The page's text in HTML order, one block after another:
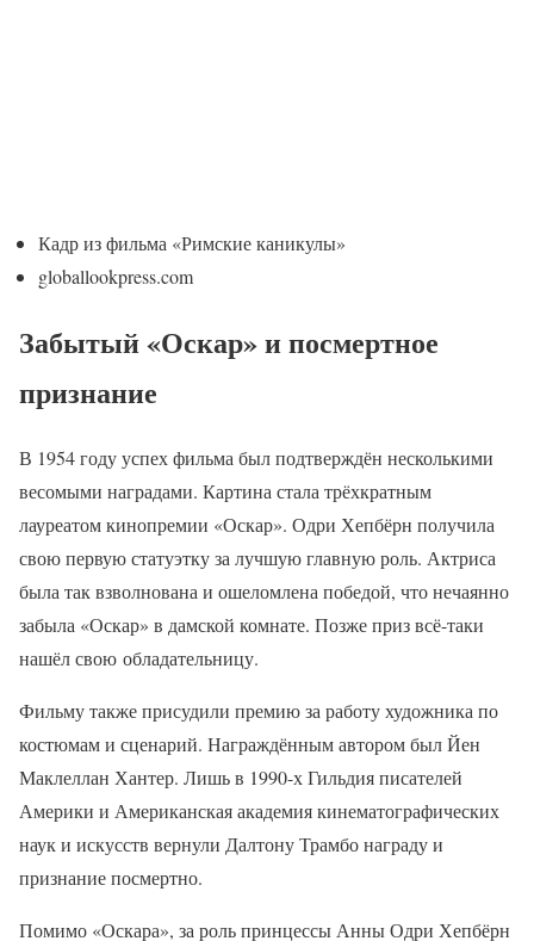
Кадр из фильма «Римские каникулы»
globallookpress.com
Забытый «Оскар» и посмертное
признание
В 1954 году успех фильма был подтверждён несколькими
весомыми наградами. Картина стала трёхкратным
лауреатом кинопремии «Оскар». Одри Хепбёрн получила
свою первую статуэтку за лучшую главную роль. Актриса
была так взволнована и ошеломлена победой, что нечаянно
забыла «Оскар» в дамской комнате. Позже приз всё-таки
нашёл свою обладательницу.
Фильму также присудили премию за работу художника по
костюмам и сценарий. Награждённым автором был Йен
Маклеллан Хантер. Лишь в 1990-х Гильдия писателей
Америки и Американская академия кинематографических
наук и искусств вернули Далтону Трамбо награду и
признание посмертно.
Помимо «Оскара», за роль принцессы Анны Одри Хепбёрн